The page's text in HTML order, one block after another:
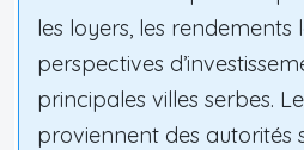
les loyers, les rendements
perspectives
principales villes serbes.
proviennent des autorités